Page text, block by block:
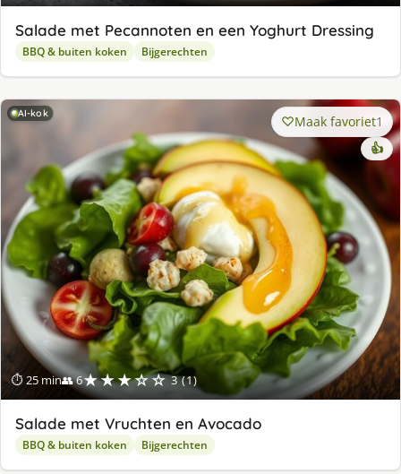
Salade met Pecannoten en een Yoghurt Dressing
BBQ & buiten koken Bijgerechten
AI-kok
⏱ 25 min👥 6★★★☆☆ 3 (1)
Maak favoriet1
👍
Salade met Vruchten en Avocado
BBQ & buiten koken Bijgerechten